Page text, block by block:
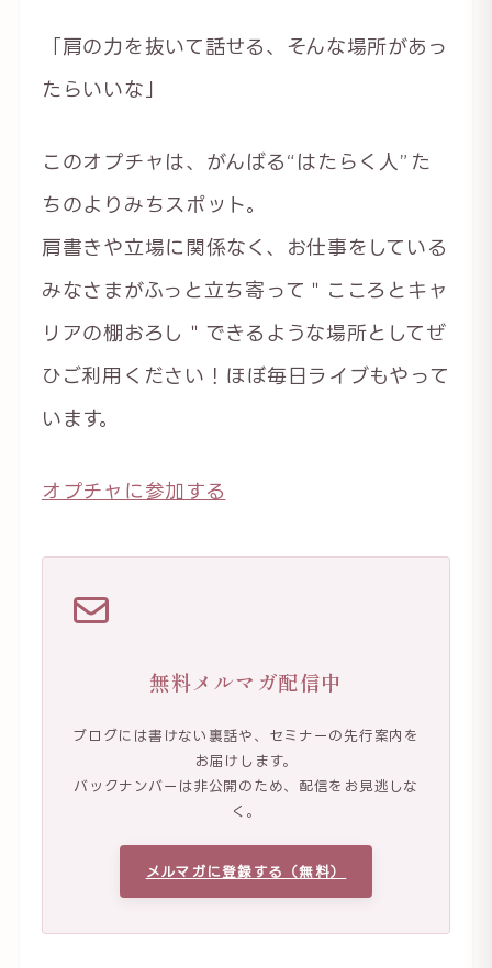
「肩の力を抜いて話せる、そんな場所があっ
たらいいな」
このオプチャは、がんばる“はたらく人”た
ちのよりみちスポット。
肩書きや立場に関係なく、お仕事をしている
みなさまがふっと立ち寄って＂こころとキャ
リアの棚おろし＂できるような場所としてぜ
ひご利用ください！ほぼ毎日ライブもやって
います。
オプチャに参加する
無料メルマガ配信中
ブログには書けない裏話や、セミナーの先行案内を
お届けします。
バックナンバーは非公開のため、配信をお見逃しな
く。
メルマガに登録する（無料）